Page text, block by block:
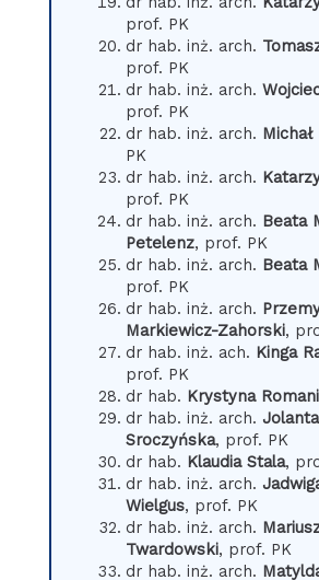
prof. PK
dr hab. inż. arch.
prof. PK
dr hab. inż. arch.
prof. PK
dr hab. inż. arch.
PK
dr hab. inż. arch.
prof. PK
dr hab. inż. arch. Beata
Petelenz, prof. PK
dr hab. inż. arch. Beata
prof. PK
dr hab. inż. arch.
Markiewicz-Zahorski,
dr hab. inż. ach. Kinga
prof. PK
dr hab. Krystyna
dr hab. inż. arch. Jolanta
Sroczyńska, prof. PK
dr hab. Klaudia Stala,
dr hab. inż. arch.
Wielgus, prof. PK
dr hab. inż. arch.
Twardowski, prof. PK
dr hab. inż. arch.